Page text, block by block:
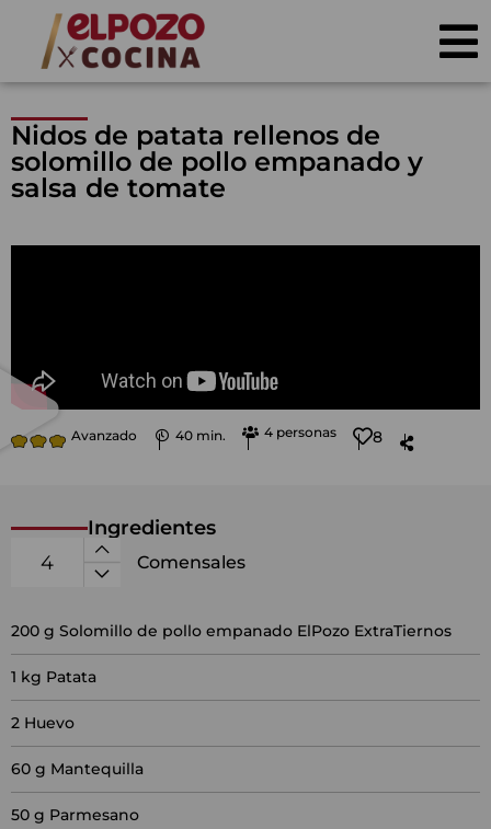
Nidos de patata rellenos de
solomillo de pollo empanado y
salsa de tomate
Avanzado 40 min. 4 personas 8
Ingredientes
Comensales
200 g Solomillo de pollo empanado ElPozo ExtraTiernos
1 kg Patata
2 Huevo
60 g Mantequilla
50 g Parmesano